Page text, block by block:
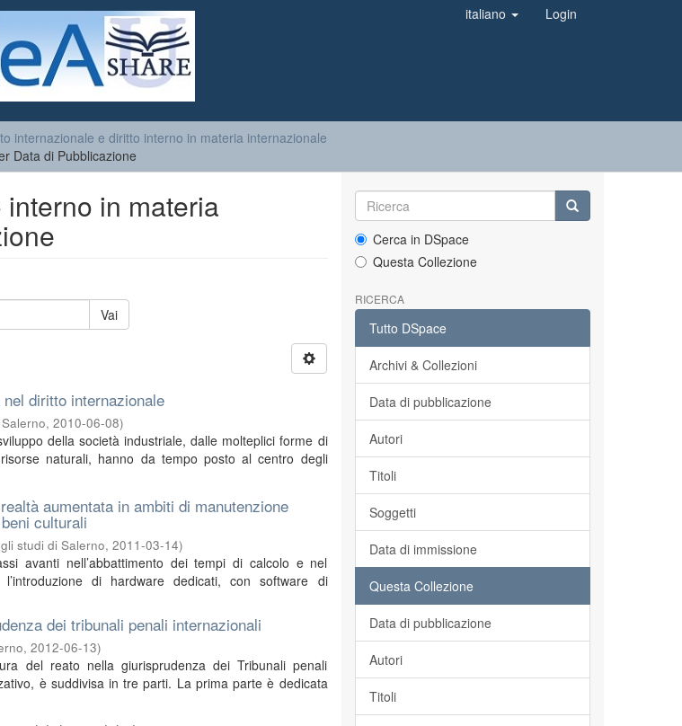
italiano Login
internazionale e diritto interno in materia internazionale
Data di Pubblicazione
in materia
Vai
diritto internazionale
,2010-06-08)
della società industriale, dalle molteplici forme di
naturali, hanno da tempo posto al centro degli
aumentata in ambiti di manutenzione
culturali
studi di Salerno,2011-03-14)
avanti nell’abbattimento dei tempi di calcolo e nel
di hardware dedicati, con software di
dei tribunali penali internazionali
,2012-06-13)
del reato nella giurisprudenza dei Tribunali penali
è suddivisa in tre parti. La prima parte è dedicata
Cerca in DSpace
Questa Collezione
RICERCA
Tutto DSpace
Archivi & Collezioni
Data di pubblicazione
Autori
Titoli
Soggetti
Data di immissione
Questa Collezione
Data di pubblicazione
Autori
Titoli